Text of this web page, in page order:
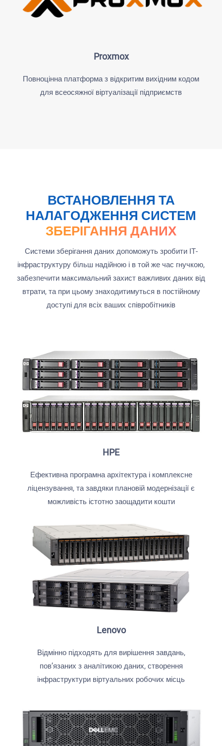
Proxmox
Повноцінна платформа з відкритим вихідним кодом
для всеосяжної віртуалізації підприємств
ВСТАНОВЛЕННЯ ТА
НАЛАГОДЖЕННЯ СИСТЕМ
ЗБЕРІГАННЯ ДАНИХ
Системи зберігання даних допоможуть зробити ІТ-
інфраструктуру більш надійною і в той же час гнучкою,
забезпечити максимальний захист важливих даних від
втрати, та при цьому знаходитимуться в постійному
доступі для всіх ваших співробітників
HPE
Ефективна програмна архітектура і комплексне
ліцензування, та завдяки плановій модернізації є
можливість істотно заощадити кошти
Lenovo
Відмінно підходять для вирішення завдань,
пов’язаних з аналітикою даних, створення
інфраструктури віртуальних робочих місць